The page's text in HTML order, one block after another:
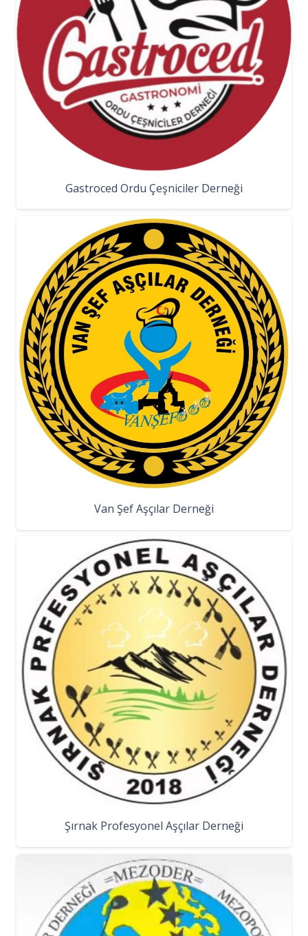
Gastroced Ordu Çeşniciler Derneği
Van Şef Aşçılar Derneği
Şırnak Profesyonel Aşçılar Derneği